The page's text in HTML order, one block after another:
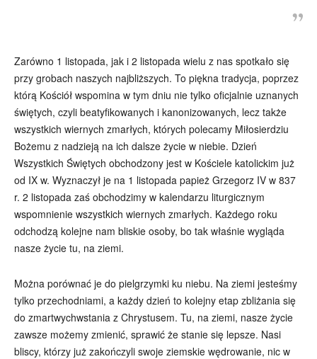
Zarówno 1 listopada, jak i 2 listopada wielu z nas spotkało się
przy grobach naszych najbliższych. To piękna tradycja, poprzez
którą Kościół wspomina w tym dniu nie tylko oficjalnie uznanych
świętych, czyli beatyfikowanych i kanonizowanych, lecz także
wszystkich wiernych zmarłych, których polecamy Miłosierdziu
Bożemu z nadzieją na ich dalsze życie w niebie. Dzień
Wszystkich Świętych obchodzony jest w Kościele katolickim już
od IX w. Wyznaczył je na 1 listopada papież Grzegorz IV w 837
r. 2 listopada zaś obchodzimy w kalendarzu liturgicznym
wspomnienie wszystkich wiernych zmarłych. Każdego roku
odchodzą kolejne nam bliskie osoby, bo tak właśnie wygląda
nasze życie tu, na ziemi.
Można porównać je do pielgrzymki ku niebu. Na ziemi jesteśmy
tylko przechodniami, a każdy dzień to kolejny etap zbliżania się
do zmartwychwstania z Chrystusem. Tu, na ziemi, nasze życie
zawsze możemy zmienić, sprawić że stanie się lepsze. Nasi
bliscy, którzy już zakończyli swoje ziemskie wędrowanie, nic w